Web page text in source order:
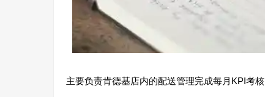
主要负责肯德基店内的配送管理完成每月KPI考核